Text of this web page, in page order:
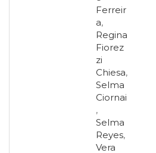
Ferreir
a,
Regina
Fiorez
zi
Chiesa,
Selma
Ciornai
,
Selma
Reyes,
Vera